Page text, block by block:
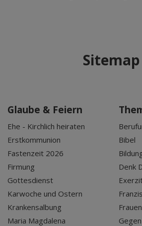
Sitemap
Glaube & Feiern
Ehe - Kirchlich heiraten
Erstkommunion
Fastenzeit 2026
Firmung
Gottesdienst
Karwoche und Ostern
Krankensalbung
Maria Magdalena
Bibel
Denk